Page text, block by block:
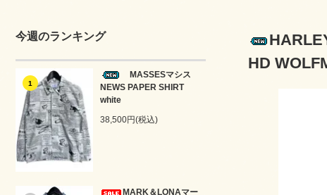
今週のランキング
1
MASSESマシス
NEWS PAPER SHIRT
white
38,500円(税込)
MARK＆LONAマー
HD